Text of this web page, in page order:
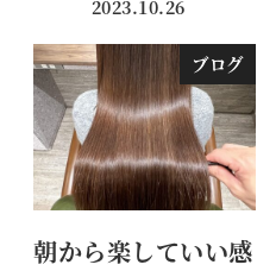
投稿日
2023.10.26
ブログ
朝から楽していい感